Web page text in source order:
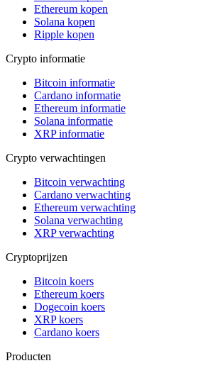
Ethereum kopen
Solana kopen
Ripple kopen
Crypto informatie
Bitcoin informatie
Cardano informatie
Ethereum informatie
Solana informatie
XRP informatie
Crypto verwachtingen
Bitcoin verwachting
Cardano verwachting
Ethereum verwachting
Solana verwachting
XRP verwachting
Cryptoprijzen
Bitcoin koers
Ethereum koers
Dogecoin koers
XRP koers
Cardano koers
Producten